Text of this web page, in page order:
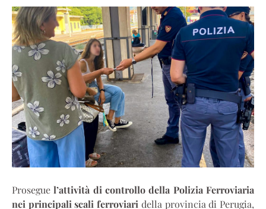
Prosegue l’attività di controllo della Polizia Ferroviaria
nei principali scali ferroviari della provincia di Perugia,